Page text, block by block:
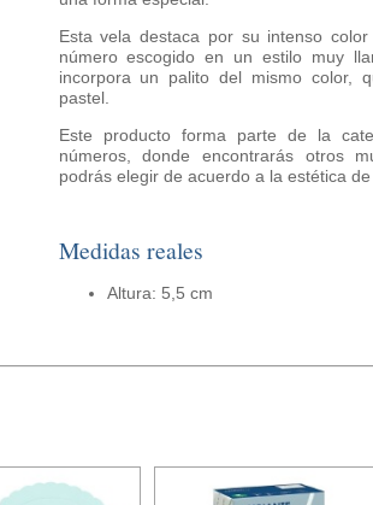
Esta vela destaca por su intenso
número escogido en un estilo muy
incorpora un palito del mismo color,
pastel.
Este producto forma parte de la
números, donde encontrarás otros
podrás elegir de acuerdo a la estética
Medidas reales
Altura: 5,5 cm